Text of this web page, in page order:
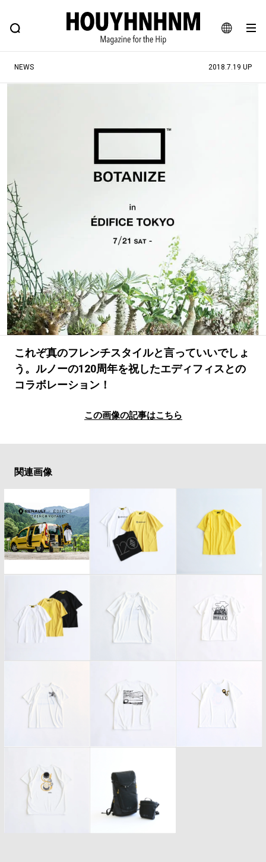
JA
EN
FEATURE BLOG SNAP
ヒップなファッション、カルチャー、ライフスタイルWEBマガジン
#SHOPPING ADDICT #憧れの逸品
#マイナーグッド図鑑
#フイナムのYouTube
#FOCUS IT #AH.H
#ととけん #FASHION #MUSIC
#LIFESTYLE #SNEAKER #OUTDOOR
#SPORTS #HANDSOME HANDBOOK
NEWS 2018.7.19 UP
これぞ真のフレンチスタイルと言っていいでしょ
う。ルノーの120周年を祝したエディフィスとの
コラボレーション！
この画像の記事はこちら
関連画像